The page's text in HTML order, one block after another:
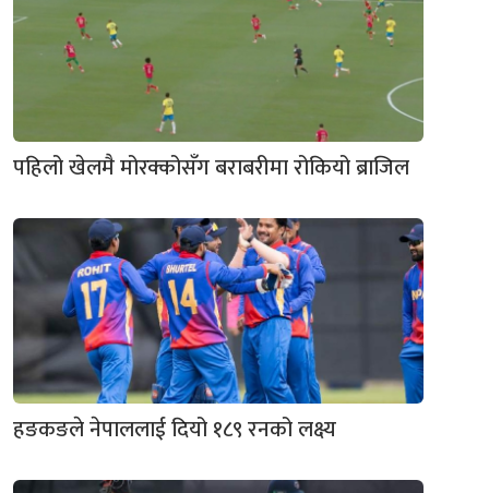
पहिलो खेलमै मोरक्कोसँग बराबरीमा रोकियो ब्राजिल
हङकङले नेपाललाई दियो १८९ रनको लक्ष्य